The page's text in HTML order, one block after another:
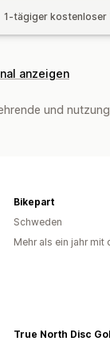
1-tägiger kostenloser
anzeigen
und
Bikepart
Schweden
Mehr als ein jahr mit
True North Disc